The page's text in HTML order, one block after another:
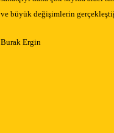
ve büyük değişimlerin
Burak Ergin